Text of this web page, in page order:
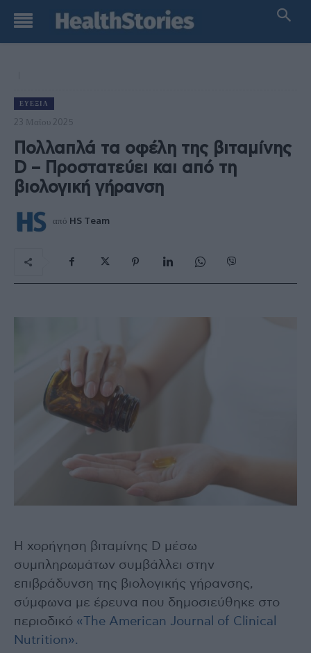
ΕΥΕΞΊΑ
23 Μαΐου 2025
Πολλαπλά τα οφέλη της βιταμίνης
D – Προστατεύει και από τη
βιολογική γήρανση
από HS Team
Η χορήγηση βιταμίνης D μέσω
συμπληρωμάτων συμβάλλει στην
επιβράδυνση της βιολογικής γήρανσης,
σύμφωνα με έρευνα που δημοσιεύθηκε στο
περιοδικό «The American Journal of Clinical
Nutrition».